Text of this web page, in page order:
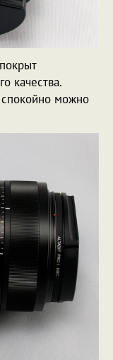
качества.
спокойно можно